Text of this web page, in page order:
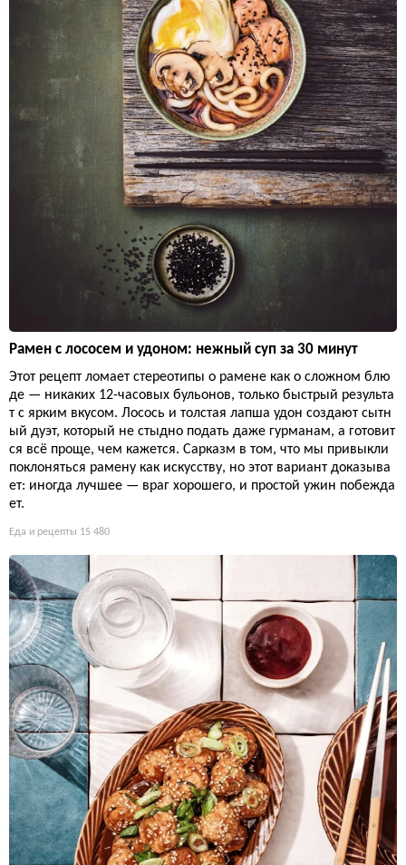
Рамен с лососем и удоном: нежный суп за 30 минут
Этот рецепт ломает стереотипы о рамене как о сложном блю
де — никаких 12-часовых бульонов, только быстрый результа
т с ярким вкусом. Лосось и толстая лапша удон создают сытн
ый дуэт, который не стыдно подать даже гурманам, а готовит
ся всё проще, чем кажется. Сарказм в том, что мы привыкли
поклоняться рамену как искусству, но этот вариант доказыва
ет: иногда лучшее — враг хорошего, и простой ужин побежда
ет.
Еда и рецепты 15 480